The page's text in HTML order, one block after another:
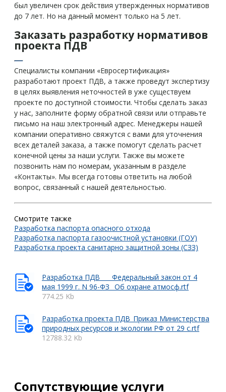
был увеличен срок действия утвержденных нормативов
до 7 лет. Но на данный момент только на 5 лет.
Заказать разработку нормативов
проекта ПДВ
Специалисты компании «Евросертификация»
разработают проект ПДВ, а также проведут экспертизу
в целях выявления неточностей в уже существуем
проекте по доступной стоимости. Чтобы сделать заказ
у нас, заполните форму обратной связи или отправьте
письмо на наш электронный адрес. Менеджеры нашей
компании оперативно свяжутся с вами для уточнения
всех деталей заказа, а также помогут сделать расчет
конечной цены за наши услуги. Также вы можете
позвонить нам по номерам, указанным в разделе
«Контакты». Мы всегда готовы ответить на любой
вопрос, связанный с нашей деятельностью.
Смотрите также
Разработка паспорта опасного отхода
Разработка паспорта газоочистной установки (ГОУ)
Разработка проекта санитарно защитной зоны (СЗЗ)
Разработка ПДВ____Федеральный закон от 4
мая 1999 г. N 96-ФЗ _Об охране атмосф.rtf
774.25 Kb
Разработка проекта ПДВ_Приказ Министерства
природных ресурсов и экологии РФ от 29 с.rtf
12788.32 Kb
Сопутствующие услуги